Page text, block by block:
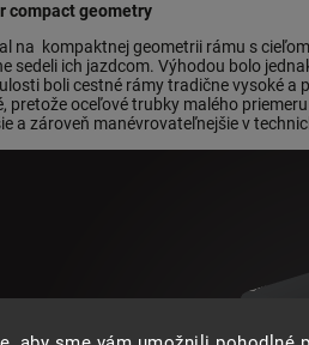
compact geometry
na kompaktnej geometrii rámu s
sedeli ich jazdcom. Výhodou bolo
boli cestné rámy tradične vysoké a
pretože oceľové trubky malého
a zároveň manévrovateľnejšie v